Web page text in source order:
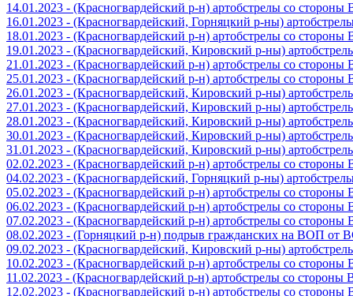
14.01.2023 - (Красногвардейский р-н) артобстрелы со
16.01.2023 - (Красногвардейский, Горняцкий р-ны)
18.01.2023 - (Красногвардейский р-н) артобстрелы со
19.01.2023 - (Красногвардейский, Кировский р-ны)
21.01.2023 - (Красногвардейский р-н) артобстрелы со
25.01.2023 - (Красногвардейский р-н) артобстрелы со
26.01.2023 - (Красногвардейский, Кировский р-ны)
27.01.2023 - (Красногвардейский, Кировский р-ны)
28.01.2023 - (Красногвардейский, Кировский р-ны)
30.01.2023 - (Красногвардейский, Кировский р-ны)
31.01.2023 - (Красногвардейский, Кировский р-ны)
02.02.2023 - (Красногвардейский р-н) артобстрелы со
04.02.2023 - (Красногвардейский, Горняцкий р-ны)
05.02.2023 - (Красногвардейский р-н) артобстрелы со
06.02.2023 - (Красногвардейский р-н) артобстрелы со
07.02.2023 - (Красногвардейский р-н) артобстрелы со
08.02.2023 - (Горняцкий р-н) подрыв гражданских на ВОП от
09.02.2023 - (Красногвардейский, Кировский р-ны)
10.02.2023 - (Красногвардейский р-н) артобстрелы со
11.02.2023 - (Красногвардейский р-н) артобстрелы со стороны
12.02.2023 - (Красногвардейский р-н) артобстрелы со